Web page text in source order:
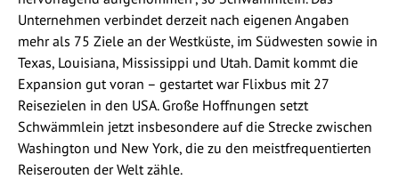
Unternehmen verbindet derzeit nach eigenen Angaben
mehr als 75 Ziele an der Westküste, im Südwesten sowie in
Texas, Louisiana, Mississippi und Utah. Damit kommt die
Expansion gut voran – gestartet war Flixbus mit 27
Reisezielen in den USA. Große Hoffnungen setzt
Schwämmlein jetzt insbesondere auf die Strecke zwischen
Washington und New York, die zu den meistfrequentierten
Reiserouten der Welt zähle.